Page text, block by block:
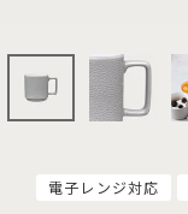
電子レンジ対応